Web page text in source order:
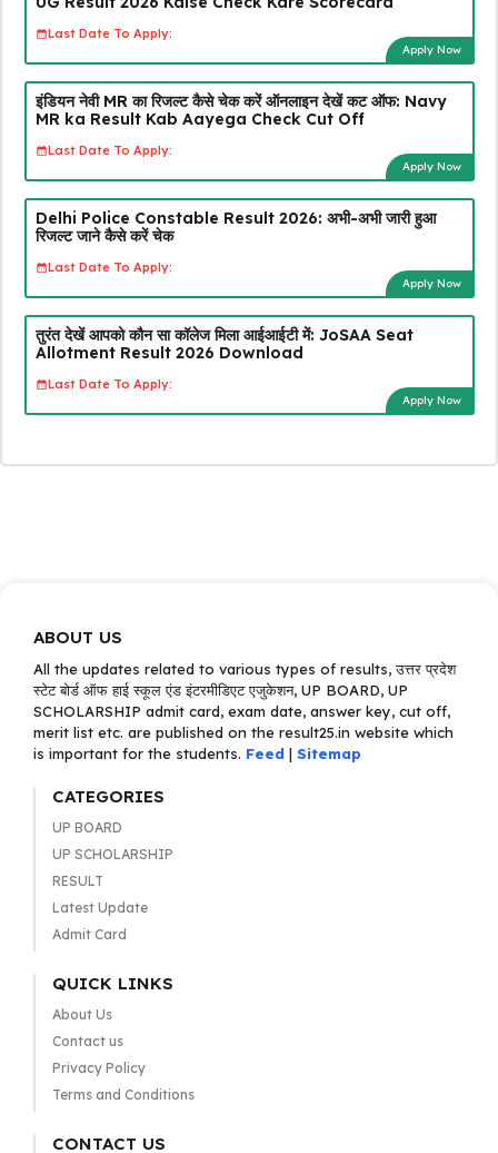
Last Date To Apply:
Apply Now
इंडियन नेवी MR का रिजल्ट कैसे चेक करें ऑनलाइन देखें कट ऑफ: Navy
MR ka Result Kab Aayega Check Cut Off
Last Date To Apply:
Apply Now
Delhi Police Constable Result 2026: अभी-अभी जारी हुआ
रिजल्ट जाने कैसे करें चेक
Last Date To Apply:
Apply Now
तुरंत देखें आपको कौन सा कॉलेज मिला आईआईटी में: JoSAA Seat
Allotment Result 2026 Download
Last Date To Apply:
Apply Now
ABOUT US
All the updates related to various types of results, उत्तर प्रदेश
स्टेट बोर्ड ऑफ हाई स्कूल एंड इंटरमीडिएट एजुकेशन, UP BOARD, UP
SCHOLARSHIP admit card, exam date, answer key, cut off,
merit list etc. are published on the result25.in website which
is important for the students. Feed | Sitemap
CATEGORIES
UP BOARD
UP SCHOLARSHIP
RESULT
Latest Update
Admit Card
QUICK LINKS
About Us
Contact us
Privacy Policy
Terms and Conditions
CONTACT US